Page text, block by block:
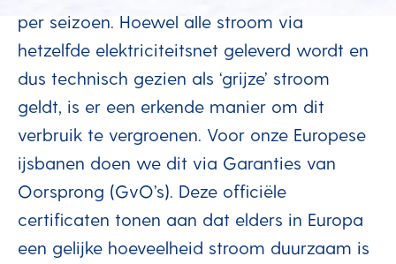
per seizoen. Hoewel alle stroom via
hetzelfde elektriciteitsnet geleverd wordt en
dus technisch gezien als ‘grijze’ stroom
geldt, is er een erkende manier om dit
verbruik te vergroenen. Voor onze Europese
ijsbanen doen we dit via Garanties van
Oorsprong (GvO’s). Deze officiële
certificaten tonen aan dat elders in Europa
een gelijke hoeveelheid stroom duurzaam is